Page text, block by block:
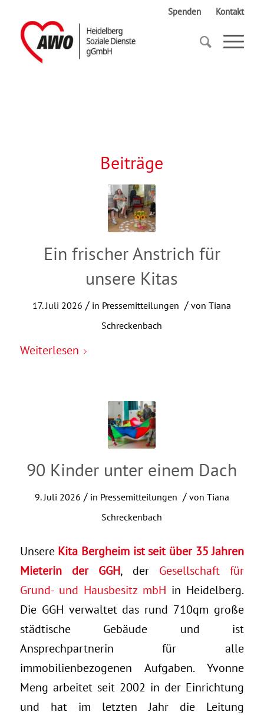
Spenden Kontakt
Startseite Kita-Leitungen
Beiträge
Ein frischer Anstrich für
unsere Kitas
17. Juli 2026 / in Pressemitteilungen / vonTiana
Schreckenbach
Weiterlesen
90 Kinder unter einem Dach
9. Juli 2026 / in Pressemitteilungen / von Tiana
Schreckenbach
Unsere Kita Bergheim ist seit über 35 Jahren
Mieterin der GGH, der Gesellschaft für
Grund- und Hausbesitz mbH in Heidelberg.
Die GGH verwaltet das rund 710qm große
städtische Gebäude und ist
Ansprechpartnerin für alle
immobilienbezogenen Aufgaben. Yvonne
Meng arbeitet seit 2002 in der Einrichtung
und hat im letzten Jahr die Leitung